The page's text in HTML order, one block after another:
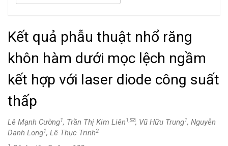
Kết quả phẫu thuật nhổ răng
khôn hàm dưới mọc lệch ngầm
kết hợp với laser diode công suất
thấp
Lê Mạnh Cường1, Trần Thị Kim Liên1, , Vũ Hữu Trung1, Nguyễn
Danh Long1, Lê Thục Trinh2